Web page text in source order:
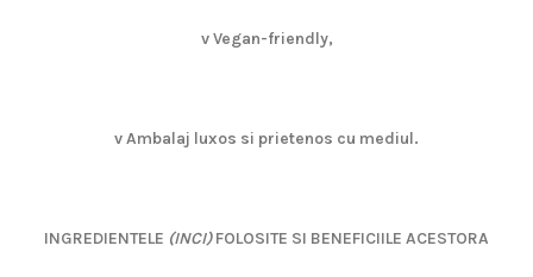
v Vegan-friendly,
vAmbalaj luxos si prietenos cu mediul.
INGREDIENTELE (INCI)FOLOSITE SI BENEFICIILE ACESTORA